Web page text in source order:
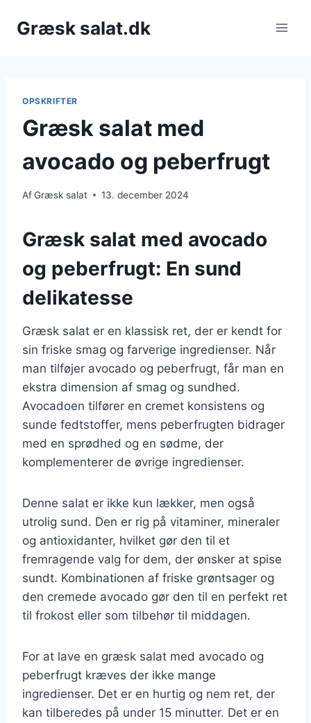
Græsk salat.dk
OPSKRIFTER
Græsk salat med
avocado og peberfrugt
AfGræsk salat 13. december 2024
Græsk salat med avocado
og peberfrugt: En sund
delikatesse
Græsk salat er en klassisk ret, der er kendt for
sin friske smag og farverige ingredienser. Når
man tilføjer avocado og peberfrugt, får man en
ekstra dimension af smag og sundhed.
Avocadoen tilfører en cremet konsistens og
sunde fedtstoffer, mens peberfrugten bidrager
med en sprødhed og en sødme, der
komplementerer de øvrige ingredienser.
Denne salat er ikke kun lækker, men også
utrolig sund. Den er rig på vitaminer, mineraler
og antioxidanter, hvilket gør den til et
fremragende valg for dem, der ønsker at spise
sundt. Kombinationen af friske grøntsager og
den cremede avocado gør den til en perfekt ret
til frokost eller som tilbehør til middagen.
For at lave en græsk salat med avocado og
peberfrugt kræves der ikke mange
ingredienser. Det er en hurtig og nem ret, der
kan tilberedes på under 15 minutter. Det er en